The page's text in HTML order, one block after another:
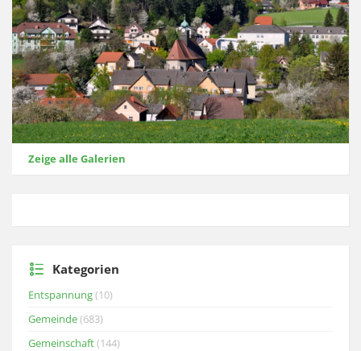
Zeige alle Galerien
Kategorien
Entspannung(10)
Gemeinde(683)
Gemeinschaft(144)